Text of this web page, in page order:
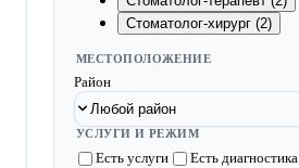
Стоматолог-хирург (2)
МЕСТОПОЛОЖЕНИЕ
Район
УСЛУГИ И РЕЖИМ
Есть услуги Есть диагностика